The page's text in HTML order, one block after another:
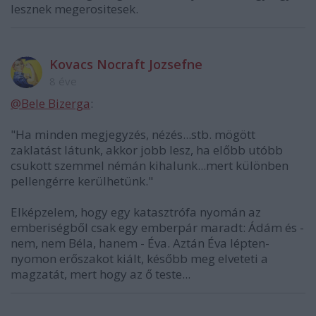
lesznek megerositesek.
Kovacs Nocraft Jozsefne
@Bele Bizerga:
"Ha minden megjegyzés, nézés...stb. mögött
zaklatást látunk, akkor jobb lesz, ha előbb utóbb
csukott szemmel némán kihalunk...mert különben
pellengérre kerülhetünk."
Elképzelem, hogy egy katasztrófa nyomán az
emberiségből csak egy emberpár maradt: Ádám és -
nem, nem Béla, hanem - Éva. Aztán Éva lépten-
nyomon erőszakot kiált, később meg elveteti a
magzatát, mert hogy az ő teste...